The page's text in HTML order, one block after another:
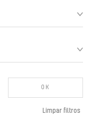
OK
Limpar filtros